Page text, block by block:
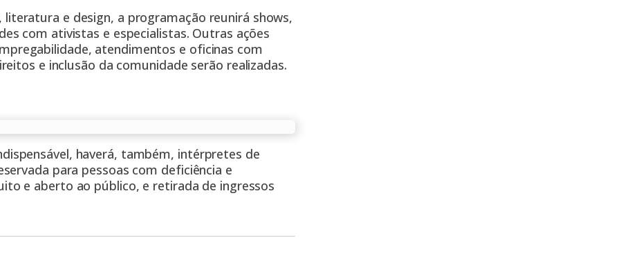
e design, a programação reunirá shows,
com ativistas e especialistas. Outras ações
atendimentos e oficinas com
e inclusão da comunidade serão realizadas.
haverá, também, intérpretes de
para pessoas com deficiência e
e aberto ao público, e retirada de ingressos